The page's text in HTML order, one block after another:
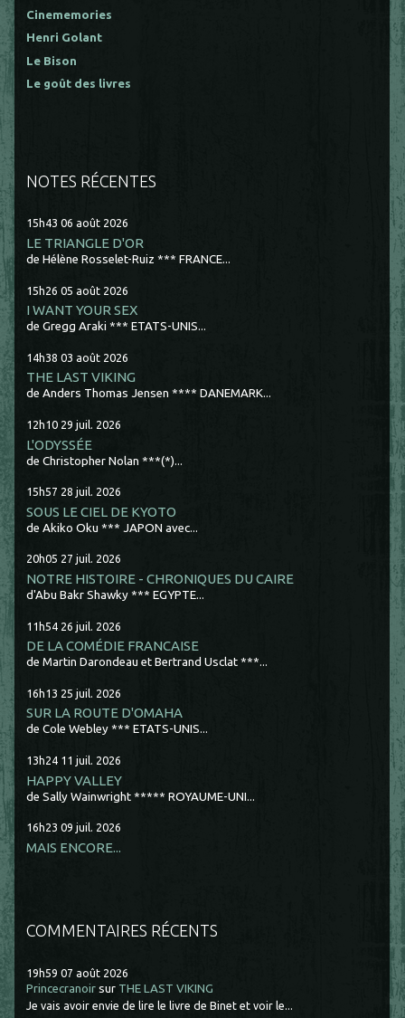
Cinememories
Henri Golant
Le Bison
Le goût des livres
NOTES RÉCENTES
15h43 06 août 2026
LE TRIANGLE D'OR
de Hélène Rosselet-Ruiz *** FRANCE...
15h26 05 août 2026
I WANT YOUR SEX
de Gregg Araki *** ETATS-UNIS...
14h38 03 août 2026
THE LAST VIKING
de Anders Thomas Jensen **** DANEMARK...
12h10 29 juil. 2026
L'ODYSSÉE
de Christopher Nolan ***(*)...
15h57 28 juil. 2026
SOUS LE CIEL DE KYOTO
de Akiko Oku *** JAPON avec...
20h05 27 juil. 2026
NOTRE HISTOIRE - CHRONIQUES DU CAIRE
d'Abu Bakr Shawky *** EGYPTE...
11h54 26 juil. 2026
DE LA COMÉDIE FRANCAISE
de Martin Darondeau et Bertrand Usclat ***...
16h13 25 juil. 2026
SUR LA ROUTE D'OMAHA
de Cole Webley *** ETATS-UNIS...
13h24 11 juil. 2026
HAPPY VALLEY
de Sally Wainwright ***** ROYAUME-UNI...
16h23 09 juil. 2026
MAIS ENCORE...
COMMENTAIRES RÉCENTS
19h59 07 août 2026
Princecranoir sur THE LAST VIKING
Je vais avoir envie de lire le livre de Binet et voir le...